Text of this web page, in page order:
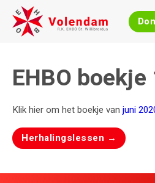
content
Home
Evenementen
Nieuws
EHBO boekje
Klik hier om het boekje van juni
Post
Herhalingslessen →